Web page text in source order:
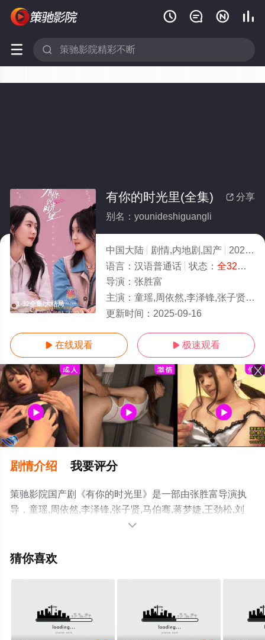
   
 
1-32全集/大结局
 分享
有你的时光里(全集)
别名：younideshiguangli
中国大陆 剧情,内地剧,国产 2025
语言： 汉语普通话 状态： 全32集
导演： 张胜富
主演： 童瑶,周依然,李泽锋,张子贤,马伯骞,蒋梦婕,王劲松,刘丹,李建义,马德钟,刘冠麟,佟晨洁,杨明娜,刘洁,唐晓天,金翀,
更新时间： 2025-09-16
 在线观看  极速观看
剧情介绍 我要评分
策驰影院国产剧《有你的时光里》是一部由张胜富导演执
导，童瑶,周依然,李泽锋,张子贤,马伯骞,蒋梦婕,王劲松,刘
丹,李建义,马德钟,刘冠麟,佟晨洁,杨明娜,刘洁,唐晓天,金翀,
情已揭晓（1-32全集），手机免费观看高清无删减完整版

猜你喜欢